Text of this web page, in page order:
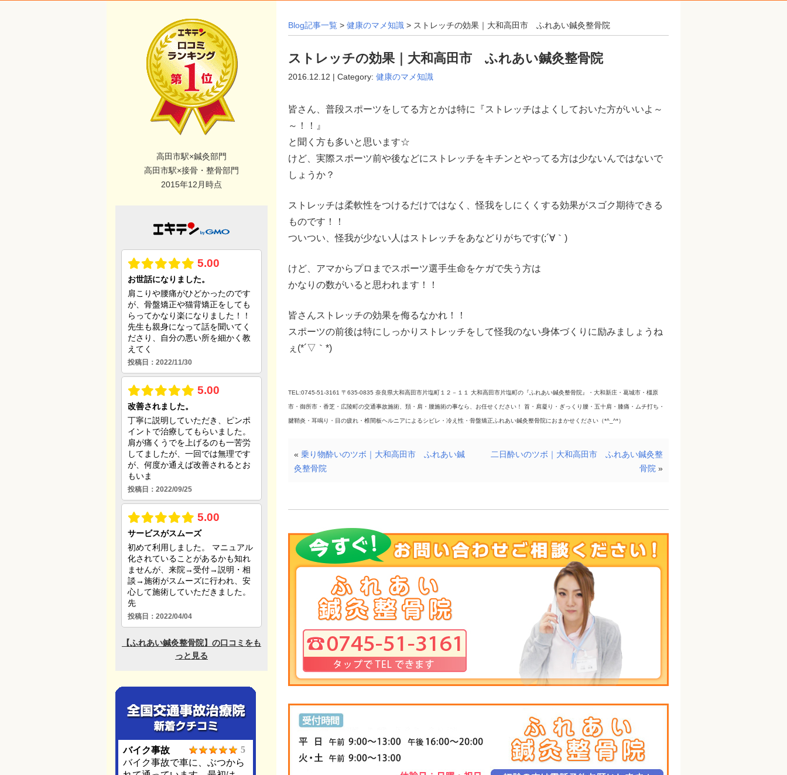
Blog記事一覧 > 健康のマメ知識 > ストレッチの効果｜大和高田市 ふれあい鍼灸整骨院
ストレッチの効果｜大和高田市 ふれあい鍼灸整骨院
2016.12.12 | Category: 健康のマメ知識
皆さん、普段スポーツをしてる方とかは特に『ストレッチはよくしておいた方がいいよ～
～！！』
と聞く方も多いと思います☆
けど、実際スポーツ前や後などにストレッチをキチンとやってる方は少ないんではないで
しょうか？
ストレッチは柔軟性をつけるだけではなく、怪我をしにくくする効果がスゴク期待できる
ものです！！
ついつい、怪我が少ない人はストレッチをあなどりがちです(;´∀｀)
けど、アマからプロまでスポーツ選手生命をケガで失う方は
かなりの数がいると思われます！！
皆さんストレッチの効果を侮るなかれ！！
スポーツの前後は特にしっかりストレッチをして怪我のない身体づくりに励みましょうね
ぇ(*´▽｀*)
TEL:0745-51-3161 〒635-0835 奈良県大和高田市片塩町１２－１１ 大和高田市片塩町の『ふれあい鍼灸整骨院』・大和新庄・葛城市・橿原
市・御所市・香芝・広陵町の交通事故施術、頚・肩・腰施術の事なら、お任せください！ 首・肩凝り・ぎっくり腰・五十肩・膝痛・ムチ打ち・
腱鞘炎・耳鳴り・目の疲れ・椎間板ヘルニアによるシビレ・冷え性・骨盤矯正ふれあい鍼灸整骨院におまかせください（*^_^*）
二日酔いのツボ｜大和高田市 ふれあい鍼灸整
骨院 »
« 乗り物酔いのツボ｜大和高田市 ふれあい鍼
灸整骨院
高田市駅×鍼灸部門
高田市駅×接骨・整骨部門
2015年12月時点